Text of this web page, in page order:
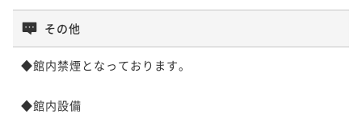
その他
◆館内禁煙となっております。
◆館内設備